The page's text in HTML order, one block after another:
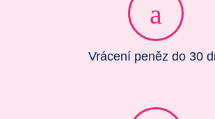
Vrácení peněz do 30